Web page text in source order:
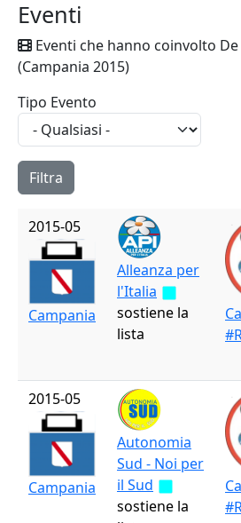
Eventi
Eventi che hanno coinvolto
(Campania 2015)
Tipo Evento
2015-05
Campania
Alleanza per
l'Italia
sostiene la
lista
2015-05
Campania
Autonomia
Sud - Noi per
il Sud
sostiene la